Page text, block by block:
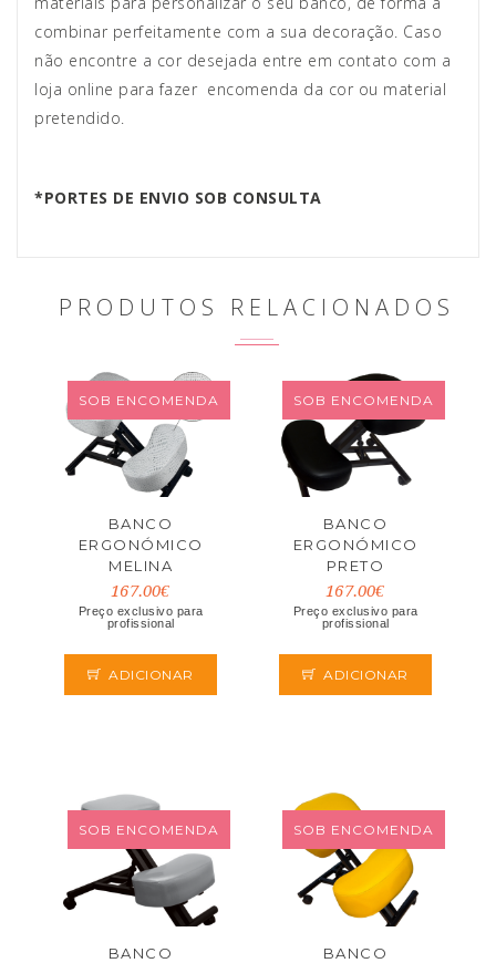
combinar perfeitamente com a sua decoração. Caso
não encontre a cor desejada entre em contato com a
loja online para fazer encomenda da cor ou material
pretendido.
*PORTES DE ENVIO SOB CONSULTA
PRODUTOS RELACIONADOS
SOB ENCOMENDA
BANCO
ERGONÓMICO
MELINA
167.00€
Preço exclusivo para
profissional
ADICIONAR
SOB ENCOMENDA
BANCO
ERGONÓMICO
PRETO
167.00€
Preço exclusivo para
profissional
ADICIONAR
SOB ENCOMENDA
BANCO
SOB ENCOMENDA
BANCO